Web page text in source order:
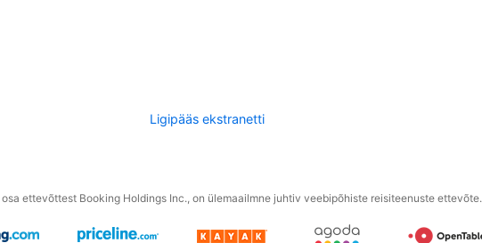
Ligipääs ekstranetti
ettevõttest Booking Holdings Inc., on ülemaailmne juhtiv veebipõhiste reisiteenuste ettevõte.